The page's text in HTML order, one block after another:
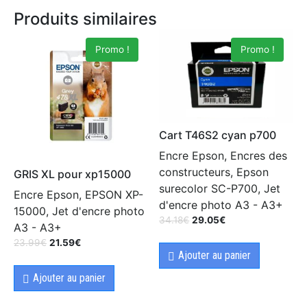
Produits similaires
Promo !
GRIS XL pour xp15000
Encre Epson, EPSON XP-
15000, Jet d'encre photo
A3 - A3+
23.99€ 21.59€
Ajouter au panier
Promo !
Cart T46S2 cyan p700
Encre Epson, Encres des
constructeurs, Epson
surecolor SC-P700, Jet
d'encre photo A3 - A3+
34.18€ 29.05€
Ajouter au panier